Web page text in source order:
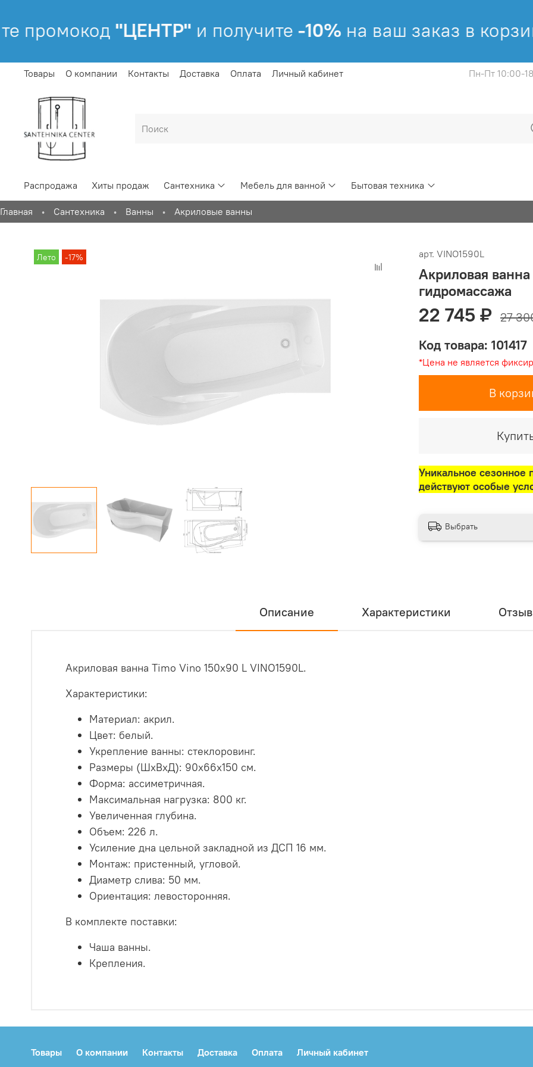
промокод"ЦЕНТР"и получите-10%на ваш заказ в
Товары О компании Контакты Доставка Оплата Личный кабинет Пн-Пт 10:00-
Распродажа Хиты продаж Сантехника Мебель для ванной Бытовая техника
Главная Сантехника Ванны Акриловые ванны
Лето -17% арт. VINO1590L
Акриловая
гидромассажа
22 745 ₽ 27
Код товара: 101417
*Цена не является
В
Уникальное
действуют особые
Выбрать
Описание Характеристики
Акриловая ванна Timo Vino 150x90 L VINO1590L.
Характеристики:
Материал: акрил.
Цвет: белый.
Укрепление ванны: стеклоровинг.
Размеры (ШхВхД): 90х66х150 см.
Форма: ассиметричная.
Максимальная нагрузка: 800 кг.
Увеличенная глубина.
Объем: 226 л.
Усиление дна цельной закладной из ДСП 16 мм.
Монтаж: пристенный, угловой.
Диаметр слива: 50 мм.
Ориентация: левосторонняя.
В комплекте поставки:
Чаша ванны.
Крепления.
Товары О компании Контакты Доставка Оплата Личный кабинет